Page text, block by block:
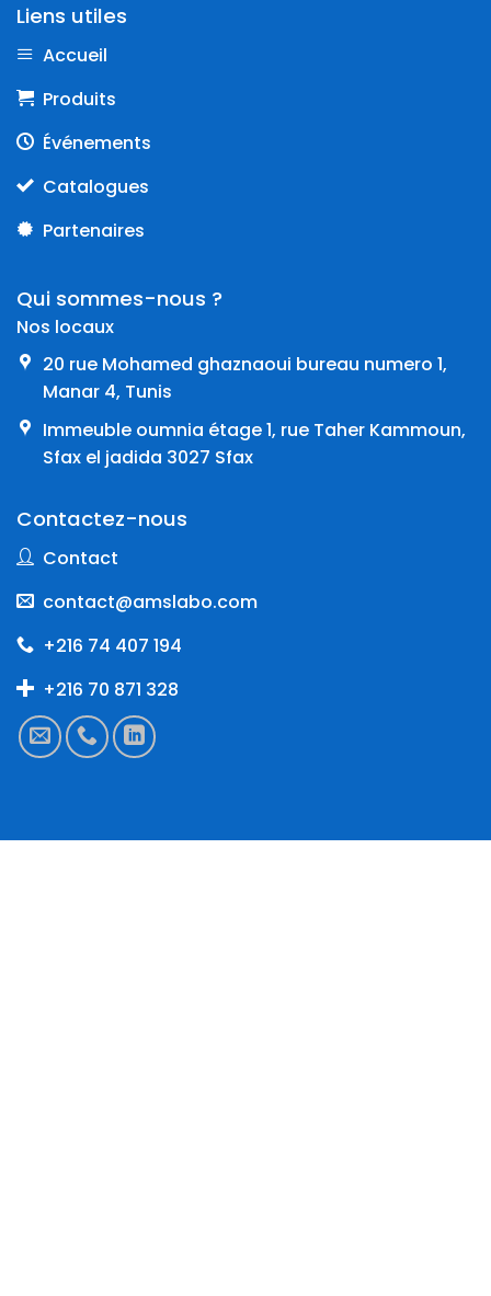
Liens utiles
Accueil
Produits
Événements
Catalogues
Partenaires
Qui sommes-nous ?
Nos locaux
20 rue Mohamed ghaznaoui bureau numero 1,
Manar 4, Tunis
Immeuble oumnia étage 1, rue Taher Kammoun,
Sfax el jadida 3027 Sfax
Contactez-nous
Contact
contact@amslabo.com
+216 74 407 194
+216 70 871 328